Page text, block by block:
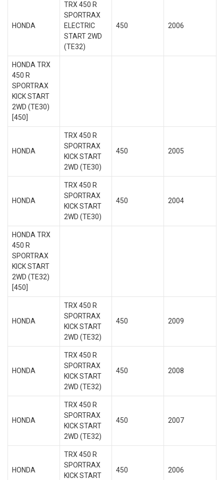
HONDA
TRX 450 R
SPORTRAX
ELECTRIC
START 2WD
(TE32)
450 2006
HONDA TRX
450 R
SPORTRAX
KICK START
2WD (TE30)
[450]
HONDA
TRX 450 R
SPORTRAX
KICK START
2WD (TE30)
450 2005
HONDA
TRX 450 R
SPORTRAX
KICK START
2WD (TE30)
450 2004
HONDA TRX
450 R
SPORTRAX
KICK START
2WD (TE32)
[450]
HONDA
TRX 450 R
SPORTRAX
KICK START
2WD (TE32)
450 2009
HONDA
TRX 450 R
SPORTRAX
KICK START
2WD (TE32)
450 2008
HONDA
TRX 450 R
SPORTRAX
KICK START
2WD (TE32)
450 2007
HONDA
TRX 450 R
SPORTRAX
KICK START
450 2006